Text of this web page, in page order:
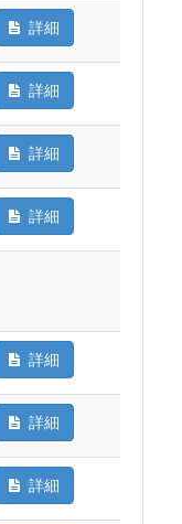
詳細
詳細
詳細
詳細
詳細
詳細
詳細